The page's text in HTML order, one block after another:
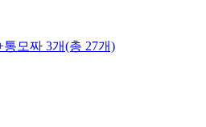
모짜 3개(총 27개)